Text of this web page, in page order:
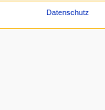
Datenschutz